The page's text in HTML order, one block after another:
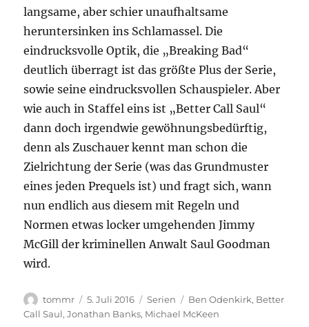
langsame, aber schier unaufhaltsame
heruntersinken ins Schlamassel. Die
eindrucksvolle Optik, die „Breaking Bad“
deutlich überragt ist das größte Plus der Serie,
sowie seine eindrucksvollen Schauspieler. Aber
wie auch in Staffel eins ist „Better Call Saul“
dann doch irgendwie gewöhnungsbedürftig,
denn als Zuschauer kennt man schon die
Zielrichtung der Serie (was das Grundmuster
eines jeden Prequels ist) und fragt sich, wann
nun endlich aus diesem mit Regeln und
Normen etwas locker umgehenden Jimmy
McGill der kriminellen Anwalt Saul Goodman
wird.
Autor
tommr
Veröffentlicht
am
5. Juli 2016 Kategorien
Serien Schlagwörter
Ben Odenkirk, Better
Call Saul,Jonathan Banks, Michael McKeen